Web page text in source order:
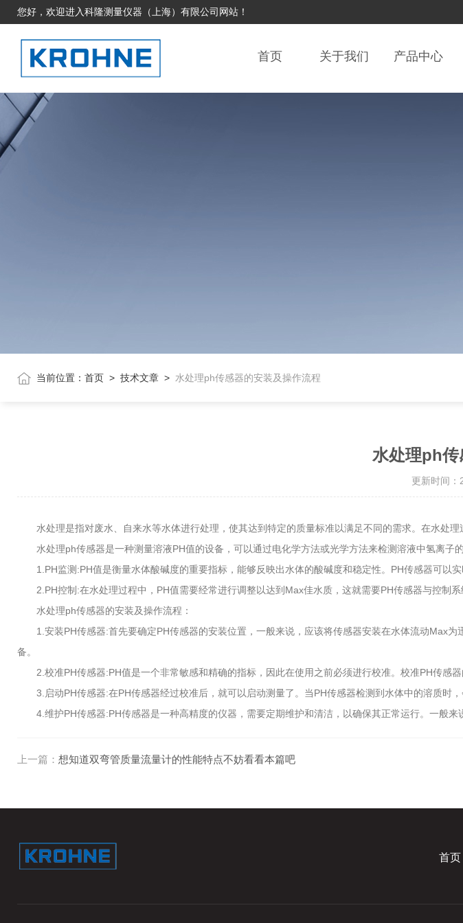
您好，欢迎进入科隆测量仪器（上海）有限公司网站！
首页 关于我们 产品中心
当前位置： 首页 > 技术文章 > 水处理ph传感器的安装及操作流程
水处理ph传
更新时间
水处理是指对废水、自来水等水体进行处理，使其达到特定的质量标准以满足不同的需求。在水处理
水处理ph传感器是一种测量溶液PH值的设备，可以通过电化学方法或光学方法来检测溶液中氢离子
1.PH监测:PH值是衡量水体酸碱度的重要指标，能够反映出水体的酸碱度和稳定性。PH传感器可以实
2.PH控制:在水处理过程中，PH值需要经常进行调整以达到Max佳水质，这就需要PH传感器与控制系
水处理ph传感器的安装及操作流程：
1.安装PH传感器:首先要确定PH传感器的安装位置，一般来说，应该将传感器安装在水体流动Max为
备。
2.校准PH传感器:PH值是一个非常敏感和精确的指标，因此在使用之前必须进行校准。校准PH传感
3.启动PH传感器:在PH传感器经过校准后，就可以启动测量了。当PH传感器检测到水体中的溶质时
4.维护PH传感器:PH传感器是一种高精度的仪器，需要定期维护和清洁，以确保其正常运行。一般来
上一篇： 想知道双弯管质量流量计的性能特点不妨看看本篇吧
首页